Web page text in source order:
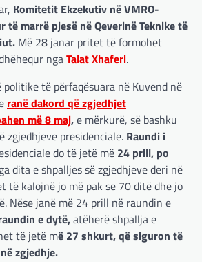
Komitetit Ekzekutiv në VMRO-
të marrë pjesë në Qeverinë Teknike të
Më 28 janar pritet të formohet
ngaTalat Xhaferi.
të përfaqësuara në Kuvend në
ranë dakord që zgjedhjet
më 8 maj,e mërkurë, së bashku
zgjedhjeve presidenciale. Raundi i
do të jetë më 24 prill, po
dita e shpalljes së zgjedhjeve deri në
të kalojnë jo më pak se 70 ditë dhe jo
Nëse janë më 24 prill në raundin e
e dytë,atëherë shpallja e
të jetë më 27 shkurt, që siguron të
zgjedhje.